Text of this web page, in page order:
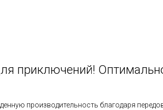
приключений!
производительность благодаря